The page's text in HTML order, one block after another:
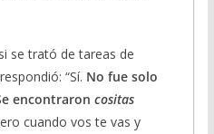
se trató de tareas de
“Sí. No fue solo
encontraron cositas
cuando vos te vas y